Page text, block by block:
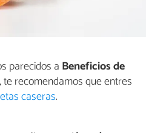
parecidos a Beneficios de
, te recomendamos que entres
caseras.